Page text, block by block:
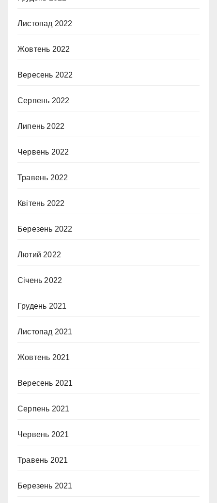
Листопад 2022
Жовтень 2022
Вересень 2022
Серпень 2022
Липень 2022
Червень 2022
Травень 2022
Квітень 2022
Березень 2022
Лютий 2022
Січень 2022
Грудень 2021
Листопад 2021
Жовтень 2021
Вересень 2021
Серпень 2021
Червень 2021
Травень 2021
Березень 2021